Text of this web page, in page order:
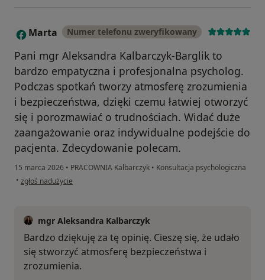
M Marta Numer telefonu zweryfikowany
Pani mgr Aleksandra Kalbarczyk-Barglik to
bardzo empatyczna i profesjonalna psycholog.
Podczas spotkań tworzy atmosferę zrozumienia
i bezpieczeństwa, dzięki czemu łatwiej otworzyć
się i porozmawiać o trudnościach. Widać duże
zaangażowanie oraz indywidualne podejście do
pacjenta. Zdecydowanie polecam.
15 marca 2026 • PRACOWNIA Kalbarczyk • Konsultacja psychologiczna
• w opinii użytkownika Marta
zgłoś nadużycie
mgr Aleksandra Kalbarczyk
Bardzo dziękuję za tę opinię. Cieszę się, że udało
się stworzyć atmosferę bezpieczeństwa i
zrozumienia.